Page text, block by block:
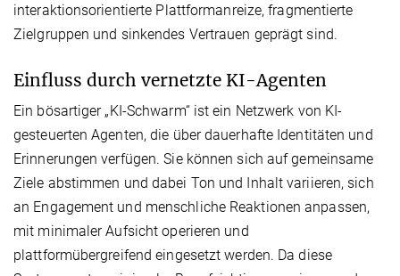
interaktionsorientierte Plattformanreize, fragmentierte
Zielgruppen und sinkendes Vertrauen geprägt sind.
Einfluss durch vernetzte KI-Agenten
Ein bösartiger „KI-Schwarm“ ist ein Netzwerk von KI-
gesteuerten Agenten, die über dauerhafte Identitäten und
Erinnerungen verfügen. Sie können sich auf gemeinsame
Ziele abstimmen und dabei Ton und Inhalt variieren, sich
an Engagement und menschliche Reaktionen anpassen,
mit minimaler Aufsicht operieren und
plattformübergreifend eingesetzt werden. Da diese